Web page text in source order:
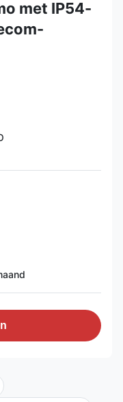
met IP54-